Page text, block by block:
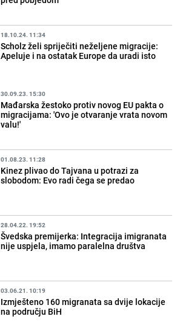
18.10.24. 11:34
Scholz želi spriječiti neželjene migracije:
Apeluje i na ostatak Europe da uradi isto
30.09.23. 15:30
Mađarska žestoko protiv novog EU pakta o
migracijama: 'Ovo je otvaranje vrata novom
valu!'
01.08.23. 11:28
Kinez plivao do Tajvana u potrazi za
slobodom: Evo radi čega se predao
28.04.22. 19:52
Švedska premijerka: Integracija imigranata
nije uspjela, imamo paralelna društva
03.06.21. 10:19
Izmješteno 160 migranata sa dvije lokacije
na području BiH